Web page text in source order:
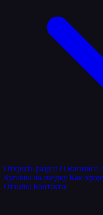
Открыть раздел О магазине
Купоны на скидку Как
Отзывы Контакты